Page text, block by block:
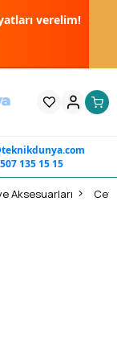
verelim!
135 15 15
Aksesuarları